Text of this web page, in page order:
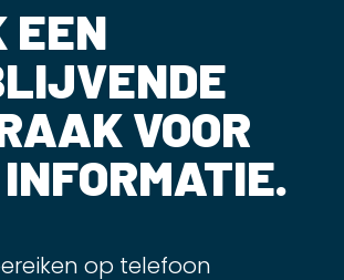
EEN
VOOR
op telefoon